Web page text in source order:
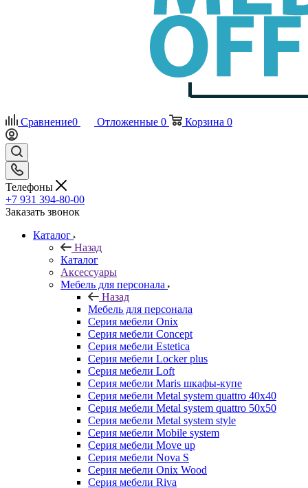
Сравнение0 Отложенные 0 Корзина 0
Телефоны
+7 931 394-80-00
Заказать звонок
Каталог
Назад
Каталог
Аксессуары
Мебель для персонала
Назад
Мебель для персонала
Серия мебели Onix
Серия мебели Concept
Серия мебели Estetica
Серия мебели Locker plus
Серия мебели Loft
Серия мебели Maris шкафы-купе
Серия мебели Metal system quattro 40x40
Серия мебели Metal system quattro 50x50
Серия мебели Metal system style
Серия мебели Mobile system
Серия мебели Move up
Серия мебели Nova S
Серия мебели Onix Wood
Серия мебели Riva